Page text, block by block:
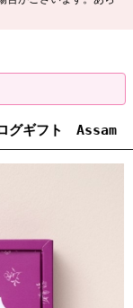
グギフト Assam